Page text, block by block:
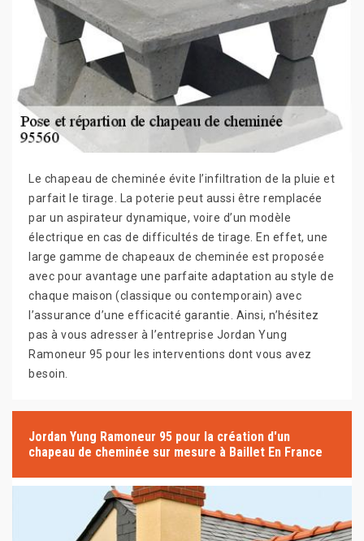
Le chapeau de cheminée évite l’infiltration de la pluie et
parfait le tirage. La poterie peut aussi être remplacée
par un aspirateur dynamique, voire d’un modèle
électrique en cas de difficultés de tirage. En effet, une
large gamme de chapeaux de cheminée est proposée
avec pour avantage une parfaite adaptation au style de
chaque maison (classique ou contemporain) avec
l’assurance d’une efficacité garantie. Ainsi, n’hésitez
pas à vous adresser à l’entreprise Jordan Yung
Ramoneur 95 pour les interventions dont vous avez
besoin.
Jordan Yung Ramoneur 95 pour la création d'un
chapeau de cheminée sur mesure à Baillet En France